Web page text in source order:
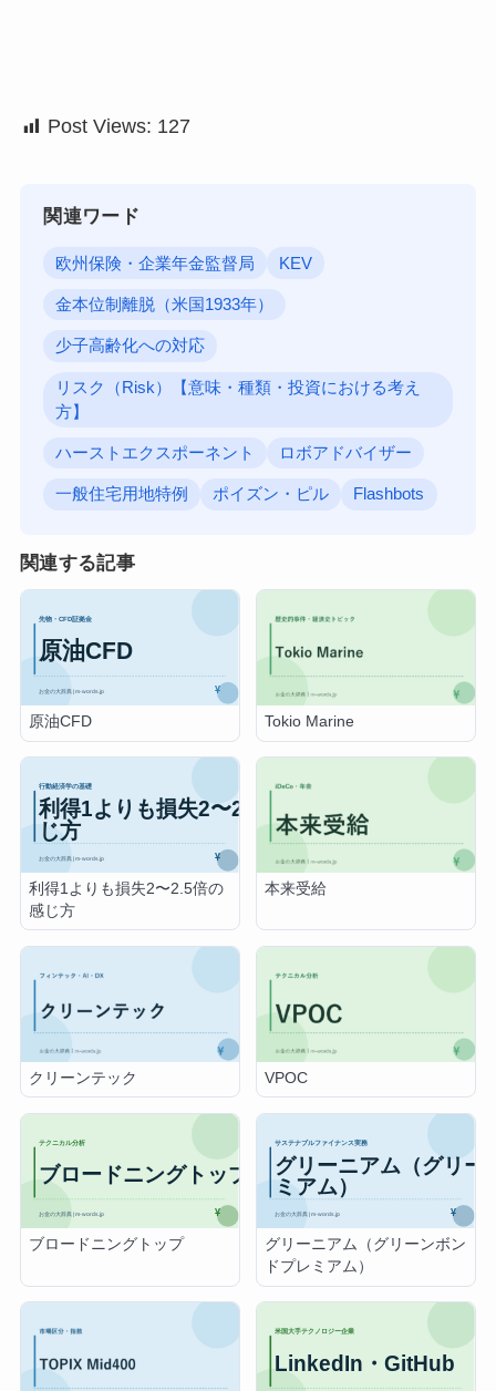
Post Views: 127
関連ワード
欧州保険・企業年金監督局 KEV
金本位制離脱（米国1933年）
少子高齢化への対応
リスク（Risk）【意味・種類・投資における考え
方】
ハーストエクスポーネント ロボアドバイザー
一般住宅用地特例 ポイズン・ピル Flashbots
関連する記事
原油CFD Tokio Marine
利得1よりも損失2〜2.5倍の
感じ方
本来受給
クリーンテック VPOC
ブロードニングトップ
グリーニアム（グリーンボン
ドプレミアム）